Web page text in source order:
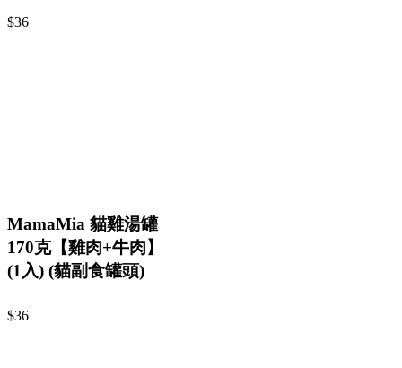
$36
MamaMia 貓雞湯罐
170克【雞肉+牛肉】
(1入) (貓副食罐頭)
$36